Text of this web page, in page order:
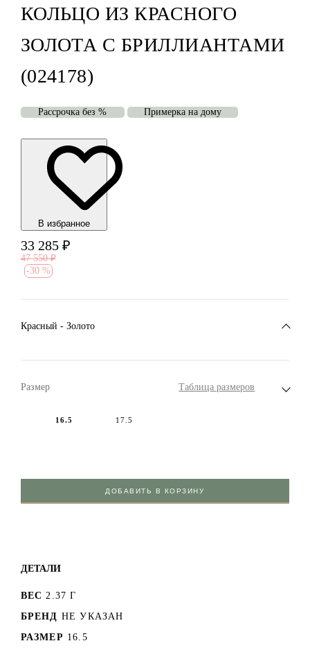
КОЛЬЦО ИЗ КРАСНОГО
ЗОЛОТА С БРИЛЛИАНТАМИ
(024178)
Рассрочка без % Примерка на дому
В избранноe
33 285 ₽
47 550 ₽
-30 %
Красный - Золото
Размер Таблица размеров
16.5 17.5
ДОБАВИТЬ В КОРЗИНУ
ДЕТАЛИ
ВЕС 2.37 Г
БРЕНД НЕ УКАЗАН
РАЗМЕР 16.5